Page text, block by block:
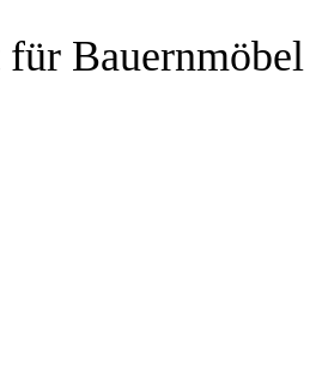
Bauernmöbel